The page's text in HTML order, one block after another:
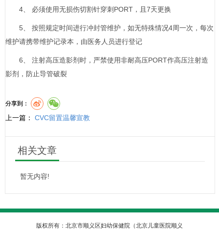
4、 必须使用无损伤切割针穿刺PORT，且7天更换
5、 按照规定时间进行冲封管维护，如无特殊情况4周一次，每次
维护请携带维护记录本，由医务人员进行登记
6、 注射高压造影剂时，严禁使用非耐高压PORT作高压注射造
影剂，防止导管破裂
分享到：
上一篇： CVC留置温馨宣教
相关文章
暂无内容!
版权所有：北京市顺义区妇幼保健院（北京儿童医院顺义